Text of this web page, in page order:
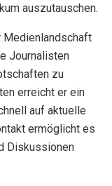
auszutauschen.
Journalisten
zu
erreicht er ein
auf aktuelle
ermöglicht es
Diskussionen